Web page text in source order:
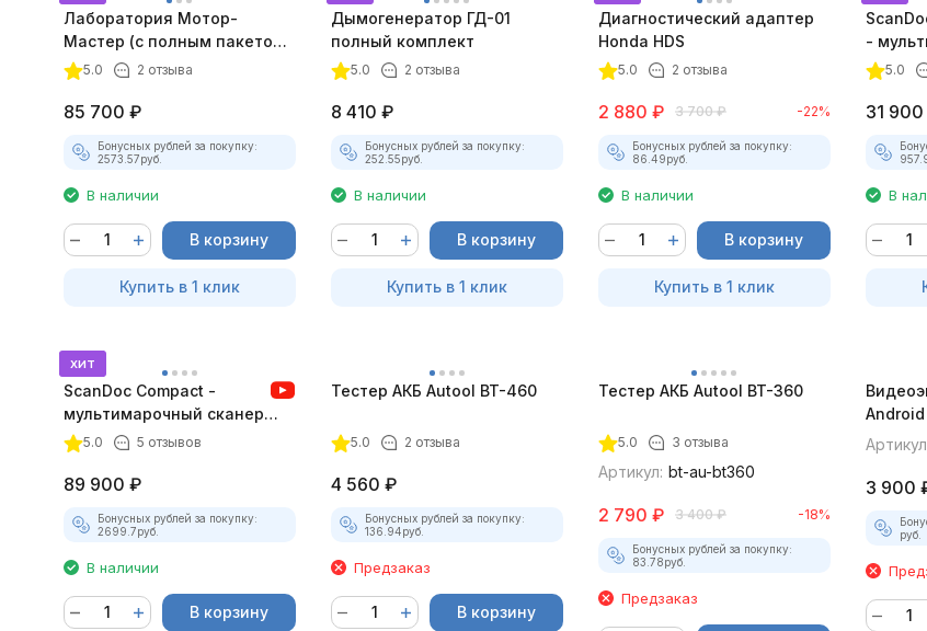
Лаборатория Мотор-
Мастер (с полным пакетом
лицензий)
5.0 2 отзыва
85 700 ₽
Бонусных рублей за покупку:
2573.57руб.
В наличии
В корзину
Купить в 1 клик
Дымогенератор ГД-01
полный комплект
5.0 2 отзыва
8 410 ₽
Бонусных рублей за покупку:
252.55руб.
В наличии
В корзину
Купить в 1 клик
Диагностический адаптер
Honda HDS
5.0 2 отзыва
2 880 ₽ 3 700 ₽ -22%
Бонусных рублей за покупку:
86.49руб.
В наличии
В корзину
Купить в 1 клик
-
5.0
31 900
В
хит
ScanDoc Compact -
мультимарочный сканер
(Полный)
5.0 5 отзывов
89 900 ₽
Бонусных рублей за покупку:
2699.7руб.
В наличии
В корзину
Тестер АКБ Autool BT-460
5.0 2 отзыва
4 560 ₽
Бонусных рублей за покупку:
136.94руб.
Предзаказ
В корзину
Тестер АКБ Autool BT-360
5.0 3 отзыва
Артикул: bt-au-bt360
2 790 ₽ 3 400 ₽ -18%
Бонусных рублей за покупку:
83.78руб.
Предзаказ
для
3 900
руб.